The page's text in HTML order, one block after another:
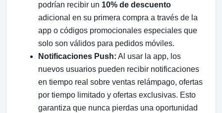
podrían recibir un 10% de descuento
adicional en su primera compra a través de la
app o códigos promocionales especiales que
solo son válidos para pedidos móviles.
Notificaciones Push: Al usar la app, los
nuevos usuarios pueden recibir notificaciones
en tiempo real sobre ventas relámpago, ofertas
por tiempo limitado y ofertas exclusivas. Esto
garantiza que nunca pierdas una oportunidad